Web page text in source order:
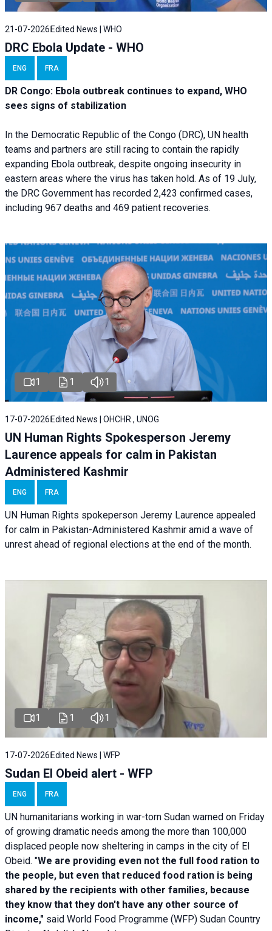
21-07-2026 Edited News | WHO
DRC Ebola Update - WHO
ENG FRA
DR Congo: Ebola outbreak continues to expand, WHO
sees signs of stabilization
In the Democratic Republic of the Congo (DRC), UN health
teams and partners are still racing to contain the rapidly
expanding Ebola outbreak, despite ongoing insecurity in
eastern areas where the virus has taken hold. As of 19 July,
the DRC Government has recorded 2,423 confirmed cases,
including 967 deaths and 469 patient recoveries.
1 1 1
17-07-2026 Edited News | OHCHR , UNOG
UN Human Rights Spokesperson Jeremy
Laurence appeals for calm in Pakistan
Administered Kashmir
ENG FRA
UN Human Rights spokeperson Jeremy Laurence appealed
for calm in Pakistan-Administered Kashmir amid a wave of
unrest ahead of regional elections at the end of the month.
1 1 1
17-07-2026 Edited News | WFP
Sudan El Obeid alert - WFP
ENG FRA
UN humanitarians working in war-torn Sudan warned on Friday
of growing dramatic needs among the more than 100,000
displaced people now sheltering in camps in the city of El
Obeid. "We are providing even not the full food ration to
the people, but even that reduced food ration is being
shared by the recipients with other families, because
they know that they don't have any other source of
income," said World Food Programme (WFP) Sudan Country